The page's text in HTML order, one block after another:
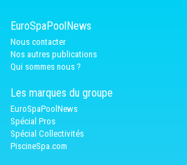
EuroSpaPoolNews
Nous contacter
Nos autres publications
Qui sommes nous ?
Les marques du groupe
EuroSpaPoolNews
Spécial Pros
Spécial Collectivités
PiscineSpa.com